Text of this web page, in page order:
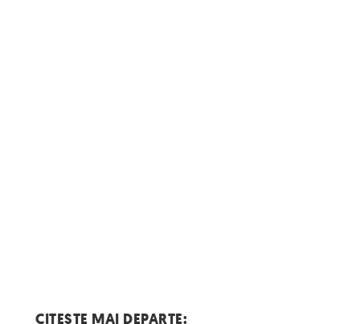
CITESTE MAI DEPARTE: